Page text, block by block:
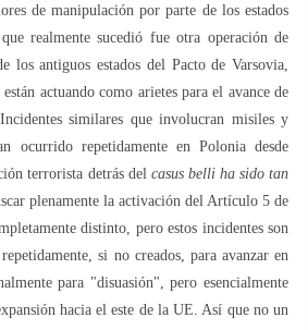
de manipulación por parte de los estados
realmente sucedió fue otra operación de
los antiguos estados del Pacto de Varsovia,
actuando como arietes para el avance de
similares que involucran misiles y
ocurrido repetidamente en Polonia desde
terrorista detrás del casus belli ha sido tan
plenamente la activación del Artículo 5 de
distinto, pero estos incidentes son
si no creados, para avanzar en
para "disuasión", pero esencialmente
hacia el este de la UE. Así que no un